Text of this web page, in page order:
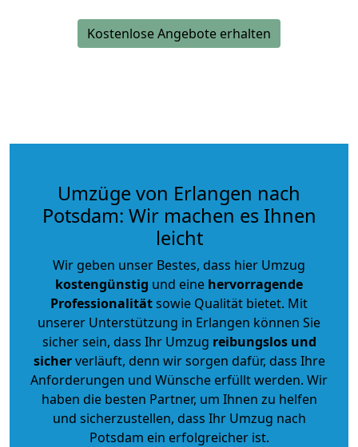
Kostenlose Angebote erhalten
Umzüge von Erlangen nach
Potsdam: Wir machen es Ihnen
leicht
Wir geben unser Bestes, dass hier Umzug
kostengünstig und eine hervorragende
Professionalitätsowie Qualität bietet. Mit
unserer Unterstützung in Erlangen können Sie
sicher sein, dass Ihr Umzug reibungslos und
sicherverläuft, denn wir sorgen dafür, dass Ihre
Anforderungen und Wünsche erfüllt werden. Wir
haben die besten Partner, um Ihnen zu helfen
und sicherzustellen, dass Ihr Umzug nach
Potsdam ein erfolgreicher ist.